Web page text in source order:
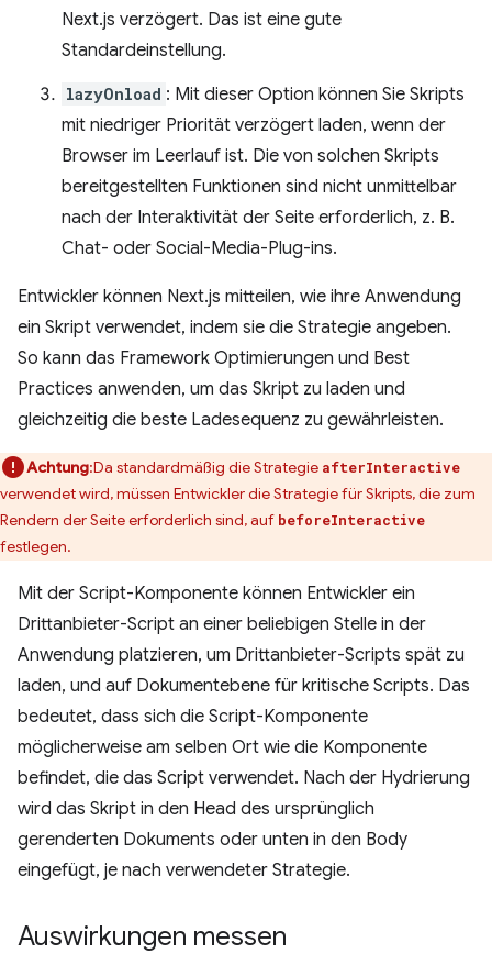
Next.js verzögert. Das ist eine gute
Standardeinstellung.
lazyOnload : Mit dieser Option können Sie Skripts
mit niedriger Priorität verzögert laden, wenn der
Browser im Leerlauf ist. Die von solchen Skripts
bereitgestellten Funktionen sind nicht unmittelbar
nach der Interaktivität der Seite erforderlich, z. B.
Chat- oder Social-Media-Plug-ins.
Entwickler können Next.js mitteilen, wie ihre Anwendung
ein Skript verwendet, indem sie die Strategie angeben.
So kann das Framework Optimierungen und Best
Practices anwenden, um das Skript zu laden und
gleichzeitig die beste Ladesequenz zu gewährleisten.
Achtung:Da standardmäßig die Strategie afterInteractive
verwendet wird, müssen Entwickler die Strategie für Skripts, die zum
Rendern der Seite erforderlich sind, auf beforeInteractive
festlegen.
Mit der Script-Komponente können Entwickler ein
Drittanbieter-Script an einer beliebigen Stelle in der
Anwendung platzieren, um Drittanbieter-Scripts spät zu
laden, und auf Dokumentebene für kritische Scripts. Das
bedeutet, dass sich die Script-Komponente
möglicherweise am selben Ort wie die Komponente
befindet, die das Script verwendet. Nach der Hydrierung
wird das Skript in den Head des ursprünglich
gerenderten Dokuments oder unten in den Body
eingefügt, je nach verwendeter Strategie.
Auswirkungen messen